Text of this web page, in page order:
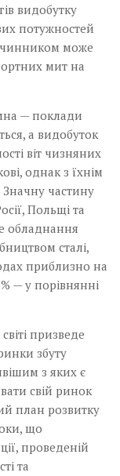
видобутку
потужностей
чинником може
мит на
— поклади
а видобуток
віт чизняних
однак з їхнім
частину
Польщі та
обладнання
сталі,
приблизно на
— у порівнянні
призведе
збуту
з яких є
свій ринок
план розвитку
що
проведеній
та